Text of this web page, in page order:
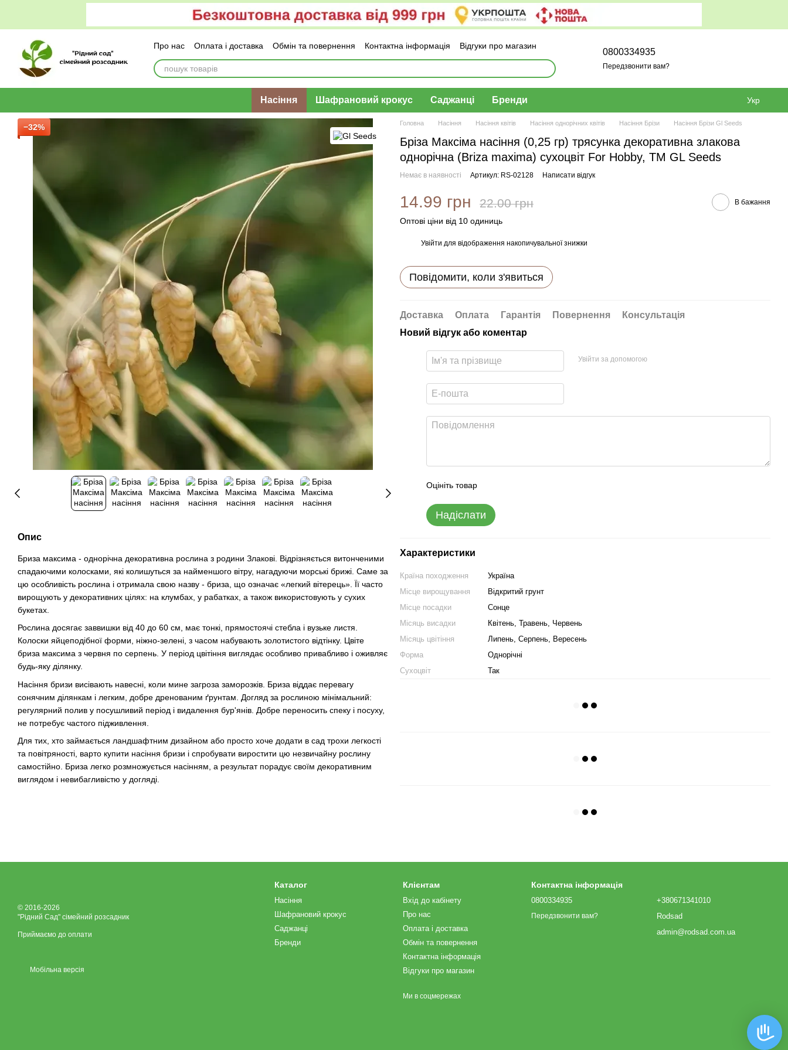
Про нас Оплата і доставка Обмін та повернення Контактна інформація Відгуки про магазин
0800334935
Передзвонити вам?
Насіння Шафрановий крокус Саджанці Бренди Укр
−32%
Опис
Бриза максима - однорічна декоративна рослина з родини Злакові. Відрізняється витонченими
спадаючими колосками, які колишуться за найменшого вітру, нагадуючи морські брижі. Саме за
цю особливість рослина і отримала свою назву - бриза, що означає «легкий вітерець». Її часто
вирощують у декоративних цілях: на клумбах, у рабатках, а також використовують у сухих
букетах.
Рослина досягає заввишки від 40 до 60 см, має тонкі, прямостоячі стебла і вузьке листя.
Колоски яйцеподібної форми, ніжно-зелені, з часом набувають золотистого відтінку. Цвіте
бриза максима з червня по серпень. У період цвітіння виглядає особливо привабливо і оживляє
будь-яку ділянку.
Насіння бризи висівають навесні, коли мине загроза заморозків. Бриза віддає перевагу
сонячним ділянкам і легким, добре дренованим ґрунтам. Догляд за рослиною мінімальний:
регулярний полив у посушливий період і видалення бур'янів. Добре переносить спеку і посуху,
не потребує частого підживлення.
Для тих, хто займається ландшафтним дизайном або просто хоче додати в сад трохи легкості
та повітряності, варто купити насіння бризи і спробувати виростити цю незвичайну рослину
самостійно. Бриза легко розмножується насінням, а результат порадує своїм декоративним
виглядом і невибагливістю у догляді.
Головна Насіння Насіння квітів Насіння однорічних квітів Насіння Брізи Насіння Брізи Gl Seeds
Бріза Максіма насіння (0,25 гр) трясунка декоративна злакова
однорічна (Briza maxima) сухоцвіт For Hobby, TM GL Seeds
Немає в наявності Артикул: RS-02128 Написати відгук
14.99 грн 22.00 грн В бажання
Оптові ціни від 10 одиниць
Увійти для відображення накопичувальної знижки
Повідомити, коли з'явиться
Доставка Оплата Гарантія Повернення
Консультація
Новий відгук або коментар
Увійти за допомогою
Оцініть товар
Надіслати
Характеристики
Країна походження
Україна
Місце вирощування
Відкритий грунт
Місце посадки
Сонце
Місяць висадки
Квітень, Травень, Червень
Місяць цвітіння
Липень, Серпень, Вересень
Форма
Однорічні
Сухоцвіт
Так
© 2016-2026
"Рідний Сад" сімейний розсадник
Приймаємо до оплати
Мобільна версія
Каталог
Насіння
Шафрановий крокус
Саджанці
Бренди
Клієнтам
Вхід до кабінету
Про нас
Оплата і доставка
Обмін та повернення
Контактна інформація
Відгуки про магазин
Ми в соцмережах
Контактна інформація
0800334935
Передзвонити вам?
+380671341010
Rodsad
admin@rodsad.com.ua